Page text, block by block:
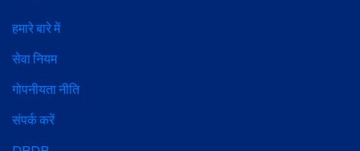
हमारे बारे में
सेवा नियम
गोपनीयता नीति
संपर्क करें